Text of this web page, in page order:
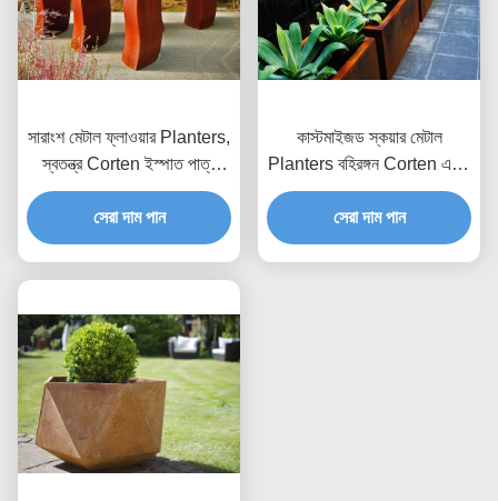
সারাংশ মেটাল ফ্লাওয়ার Planters,
স্বতন্ত্র Corten ইস্পাত পাত্র
ঢালাই ক্র্যাফ্ট
সেরা দাম পান
কাস্টমাইজড স্কয়ার মেটাল
Planters বহিরঙ্গন Corten একটি
উপাদান 50 সেমি উচ্চতা
সেরা দাম পান